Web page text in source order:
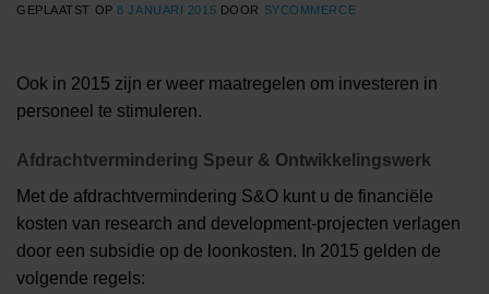
GEPLAATST OP8 JANUARI 2015 DOOR SYCOMMERCE
Ook in 2015 zijn er weer maatregelen om investeren in
personeel te stimuleren.
Afdrachtvermindering Speur & Ontwikkelingswerk
Met de afdrachtvermindering S&O kunt u de financiële
kosten van research and development-projecten verlagen
door een subsidie op de loonkosten. In 2015 gelden de
volgende regels: